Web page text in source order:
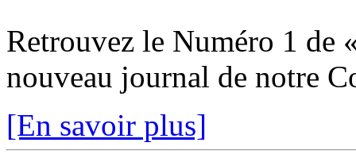
Retrouvez le Numéro 1 de
nouveau journal de notre
[En savoir plus]